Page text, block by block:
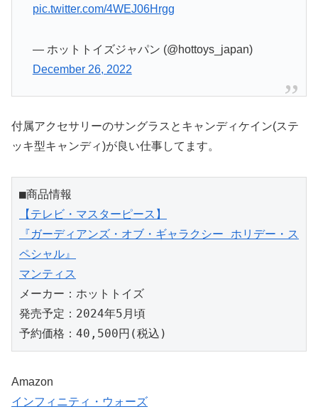
pic.twitter.com/4WEJ06Hrgg
— ホットトイズジャパン (@hottoys_japan)
December 26, 2022
付属アクセサリーのサングラスとキャンディケイン(ステ
ッキ型キャンディ)が良い仕事してます。
【テレビ・マスターピース】
『ガーディアンズ・オブ・ギャラクシー ホリデー・ス
ペシャル』
マンティス
メーカー：ホットトイズ
発売予定：2024年5月頃
予約価格：40,500円(税込)
Amazon
インフィニティ・ウォーズ